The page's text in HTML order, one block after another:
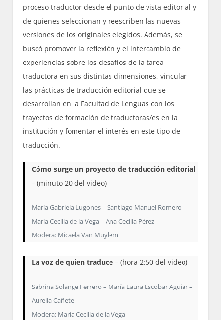
proceso traductor desde el punto de vista editorial y
de quienes seleccionan y reescriben las nuevas
versiones de los originales elegidos. Además, se
buscó promover la reflexión y el intercambio de
experiencias sobre los desafíos de la tarea
traductora en sus distintas dimensiones, vincular
las prácticas de traducción editorial que se
desarrollan en la Facultad de Lenguas con los
trayectos de formación de traductoras/es en la
institución y fomentar el interés en este tipo de
traducción.
Cómo surge un proyecto de traducción editorial
– (minuto 20 del video)
María Gabriela Lugones – Santiago Manuel Romero –
María Cecilia de la Vega – Ana Cecilia Pérez
Modera: Micaela Van Muylem
La voz de quien traduce – (hora 2:50 del video)
Sabrina Solange Ferrero – María Laura Escobar Aguiar –
Aurelia Cañete
Modera: María Cecilia de la Vega